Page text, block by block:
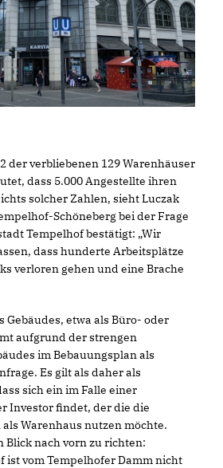
der verbliebenen 129 Warenhäuser
dass 5.000 Angestellte ihren
solcher Zahlen, sieht Luczak
Schöneberg bei der Frage
Tempelhof bestätigt: „Wir
dass hunderte Arbeitsplätze
verloren gehen und eine Brache
Gebäudes, etwa als Büro- oder
aufgrund der strengen
im Bebauungsplan als
Es gilt als daher als
sich ein im Falle einer
Investor findet, der die die
Warenhaus nutzen möchte.
Blick nach vorn zu richten:
vom Tempelhofer Damm nicht